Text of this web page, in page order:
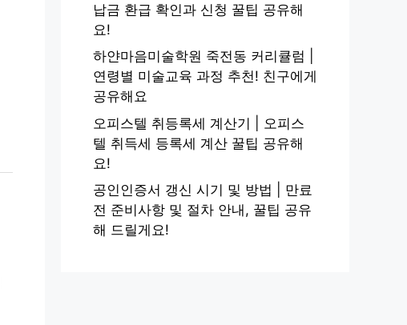
납금 환급 확인과 신청 꿀팁 공유해
요!
하얀마음미술학원 죽전동 커리큘럼 |
연령별 미술교육 과정 추천! 친구에게
공유해요
오피스텔 취등록세 계산기 | 오피스
텔 취득세 등록세 계산 꿀팁 공유해
요!
공인인증서 갱신 시기 및 방법 | 만료
전 준비사항 및 절차 안내, 꿀팁 공유
해 드릴게요!